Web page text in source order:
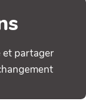
et partager